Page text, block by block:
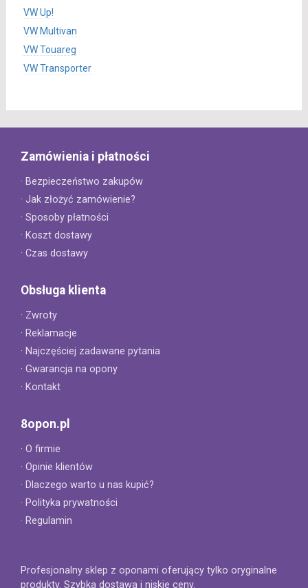
VW Up!
VW Multivan
VW Touareg
VW Transporter
Zamówienia i płatności
· Bezpieczeństwo zakupów
· Jak złożyć zamówienie?
· Sposoby płatności
· Koszt dostawy
· Czas dostawy
Obsługa klienta
· Zwroty
· Reklamacje
· Najczęściej zadawane pytania
· Gwarancja na opony
· Kontakt
8opon.pl
· O firmie
· Opinie klientów
· Dlaczego warto u nas kupić?
· Polityka prywatności
· Regulamin
Profesjonalny sklep z oponami oferujący tylko oryginalne
produkty. Szybka dostawa i niskie ceny.